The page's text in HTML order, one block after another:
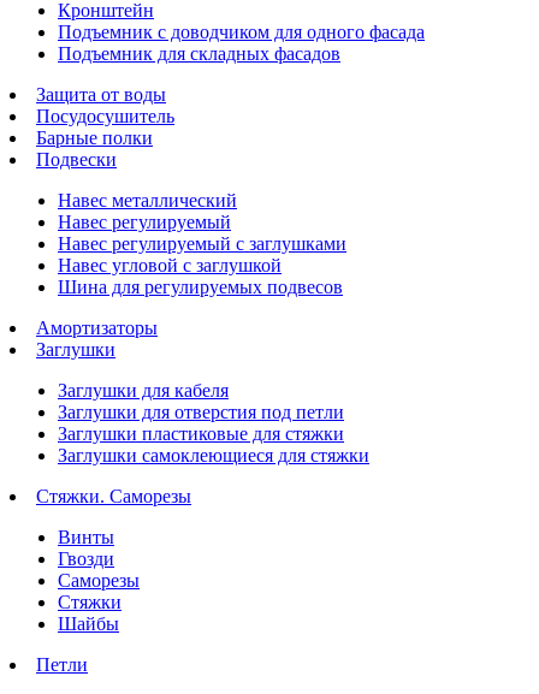
Кронштейн
Подъемник с доводчиком для одного фасада
Подъемник для складных фасадов
Защита от воды
Посудосушитель
Барные полки
Подвески
Навес металлический
Навес регулируемый
Навес регулируемый с заглушками
Навес угловой с заглушкой
Шина для регулируемых подвесов
Амортизаторы
Заглушки
Заглушки для кабеля
Заглушки для отверстия под петли
Заглушки пластиковые для стяжки
Заглушки самоклеющиеся для стяжки
Стяжки. Саморезы
Винты
Гвозди
Саморезы
Стяжки
Шайбы
Петли